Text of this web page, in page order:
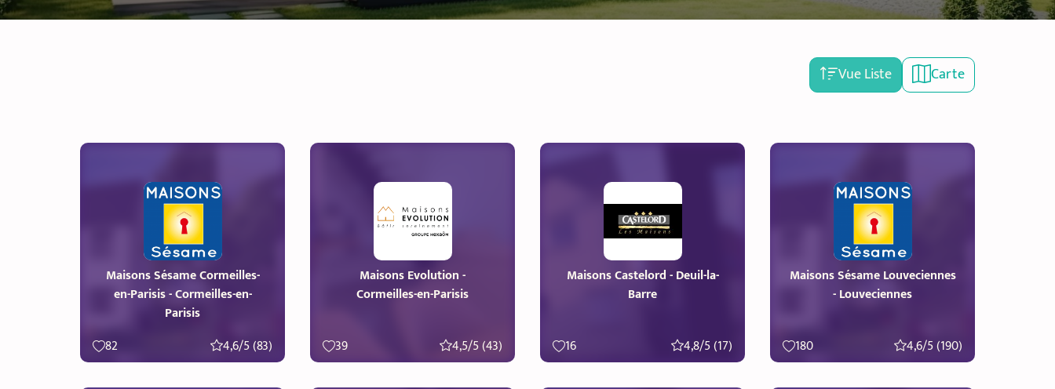
Vue Liste Carte
Maisons Sésame Cormeilles-
en-Parisis - Cormeilles-en-
Parisis
82
4,6/5 (83)
Maisons Evolution -
Cormeilles-en-Parisis
39 4,5/5 (43)
Maisons Castelord - Deuil-la-
Barre
16 4,8/5 (17)
Maisons Sésame Louveciennes
- Louveciennes
180 4,6/5 (190)